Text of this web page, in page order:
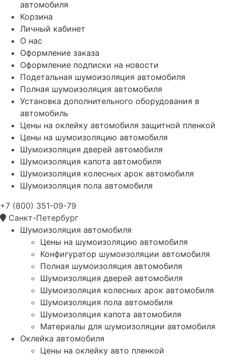
автомобиля
Корзина
Личный кабинет
О нас
Оформление заказа
Оформление подписки на новости
Подетальная шумоизоляция автомобиля
Полная шумоизоляция автомобиля
Установка дополнительного оборудования в
автомобиль
Цены на оклейку автомобиля защитной пленкой
Цены на шумоизоляцию автомобиля
Шумоизоляция дверей автомобиля
Шумоизоляция капота автомобиля
Шумоизоляция колесных арок автомобиля
Шумоизоляция пола автомобиля
+7 (800) 351-09-79
Санкт-Петербург
Шумоизоляция автомобиля
Цены на шумоизоляцию автомобиля
Конфигуратор шумоизоляции автомобиля
Полная шумоизоляция автомобиля
Шумоизоляция дверей автомобиля
Шумоизоляция колесных арок автомобиля
Шумоизоляция пола автомобиля
Шумоизоляция капота автомобиля
Материалы для шумоизоляции автомобиля
Оклейка автомобиля
Цены на оклейку авто пленкой